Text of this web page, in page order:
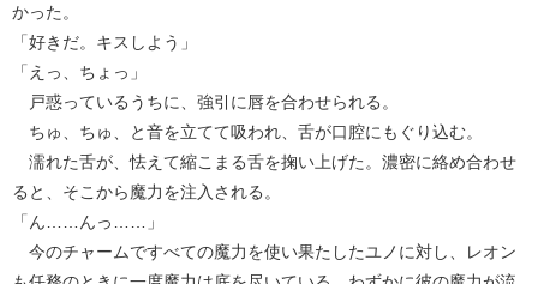
かった。
「好きだ。キスしよう」
「えっ、ちょっ」
戸惑っているうちに、強引に唇を合わせられる。
ちゅ、ちゅ、と音を立てて吸われ、舌が口腔にもぐり込む。
濡れた舌が、怯えて縮こまる舌を掬い上げた。濃密に絡め合わせ
ると、そこから魔力を注入される。
「ん……んっ……」
今のチャームですべての魔力を使い果たしたユノに対し、レオン